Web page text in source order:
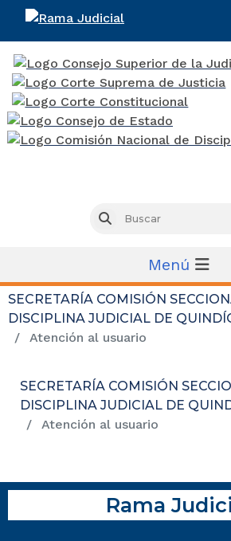
Buscar
Menú
SECRETARÍA COMISIÓN
DISCIPLINA JUDICIAL DE
Atención al usuario
SECRETARÍA COMISIÓN
DISCIPLINA JUDICIAL DE
Atención al usuario
Rama